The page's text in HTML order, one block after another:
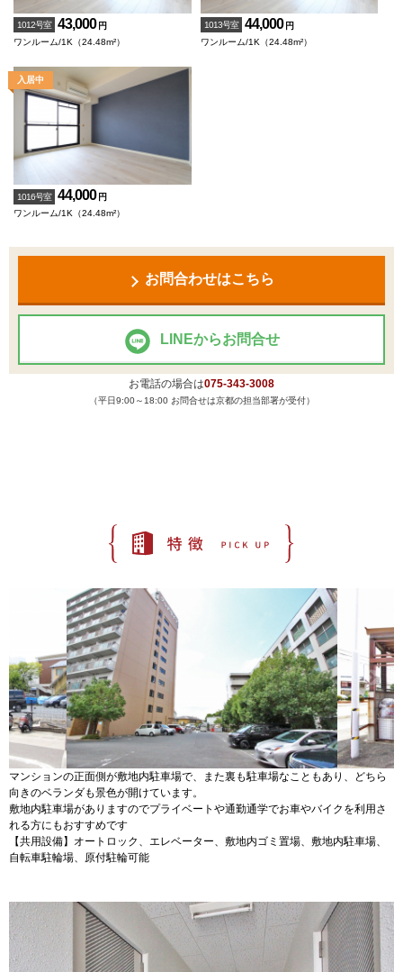
1012号室 43,000 円
ワンルーム/1K（24.48m²）
1013号室 44,000 円
ワンルーム/1K（24.48m²）
1016号室 44,000 円
ワンルーム/1K（24.48m²）
お問合わせはこちら
LINEからお問合せ
お電話の場合は075-343-3008
（平日9:00～18:00 お問合せは京都の担当部署が受付）
マンションの正面側が敷地内駐車場で、また裏も駐車場なこともあり、どちら
向きのベランダも景色が開けています。
敷地内駐車場がありますのでプライベートや通勤通学でお車やバイクを利用さ
れる方にもおすすめです
【共用設備】オートロック、エレベーター、敷地内ゴミ置場、敷地内駐車場、
自転車駐輪場、原付駐輪可能